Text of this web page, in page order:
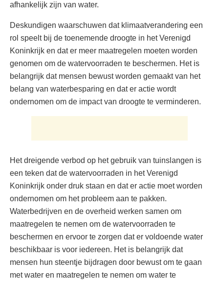
afhankelijk zijn van water.
Deskundigen waarschuwen dat klimaatverandering een
rol speelt bij de toenemende droogte in het Verenigd
Koninkrijk en dat er meer maatregelen moeten worden
genomen om de watervoorraden te beschermen. Het is
belangrijk dat mensen bewust worden gemaakt van het
belang van waterbesparing en dat er actie wordt
ondernomen om de impact van droogte te verminderen.
Het dreigende verbod op het gebruik van tuinslangen is
een teken dat de watervoorraden in het Verenigd
Koninkrijk onder druk staan en dat er actie moet worden
ondernomen om het probleem aan te pakken.
Waterbedrijven en de overheid werken samen om
maatregelen te nemen om de watervoorraden te
beschermen en ervoor te zorgen dat er voldoende water
beschikbaar is voor iedereen. Het is belangrijk dat
mensen hun steentje bijdragen door bewust om te gaan
met water en maatregelen te nemen om water te